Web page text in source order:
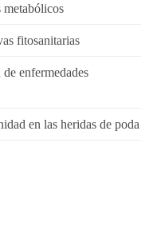
metabólicos
fitosanitarias
enfermedades
en las heridas de poda